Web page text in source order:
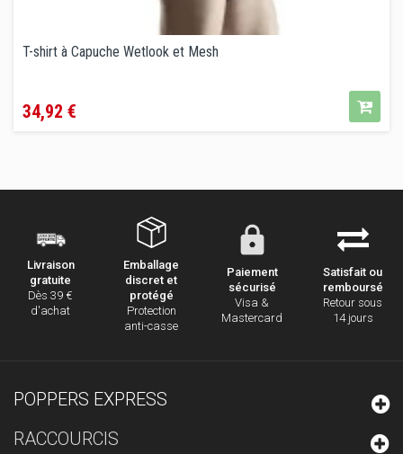
T-shirt à Capuche Wetlook et Mesh
34,92 €
Livraison
gratuite
Dès 39 €
d'achat
Emballage
discret et
protégé
Protection
anti-casse
Paiement
sécurisé
Visa &
Mastercard
Satisfait ou
remboursé
Retour sous
14 jours
POPPERS EXPRESS
RACCOURCIS